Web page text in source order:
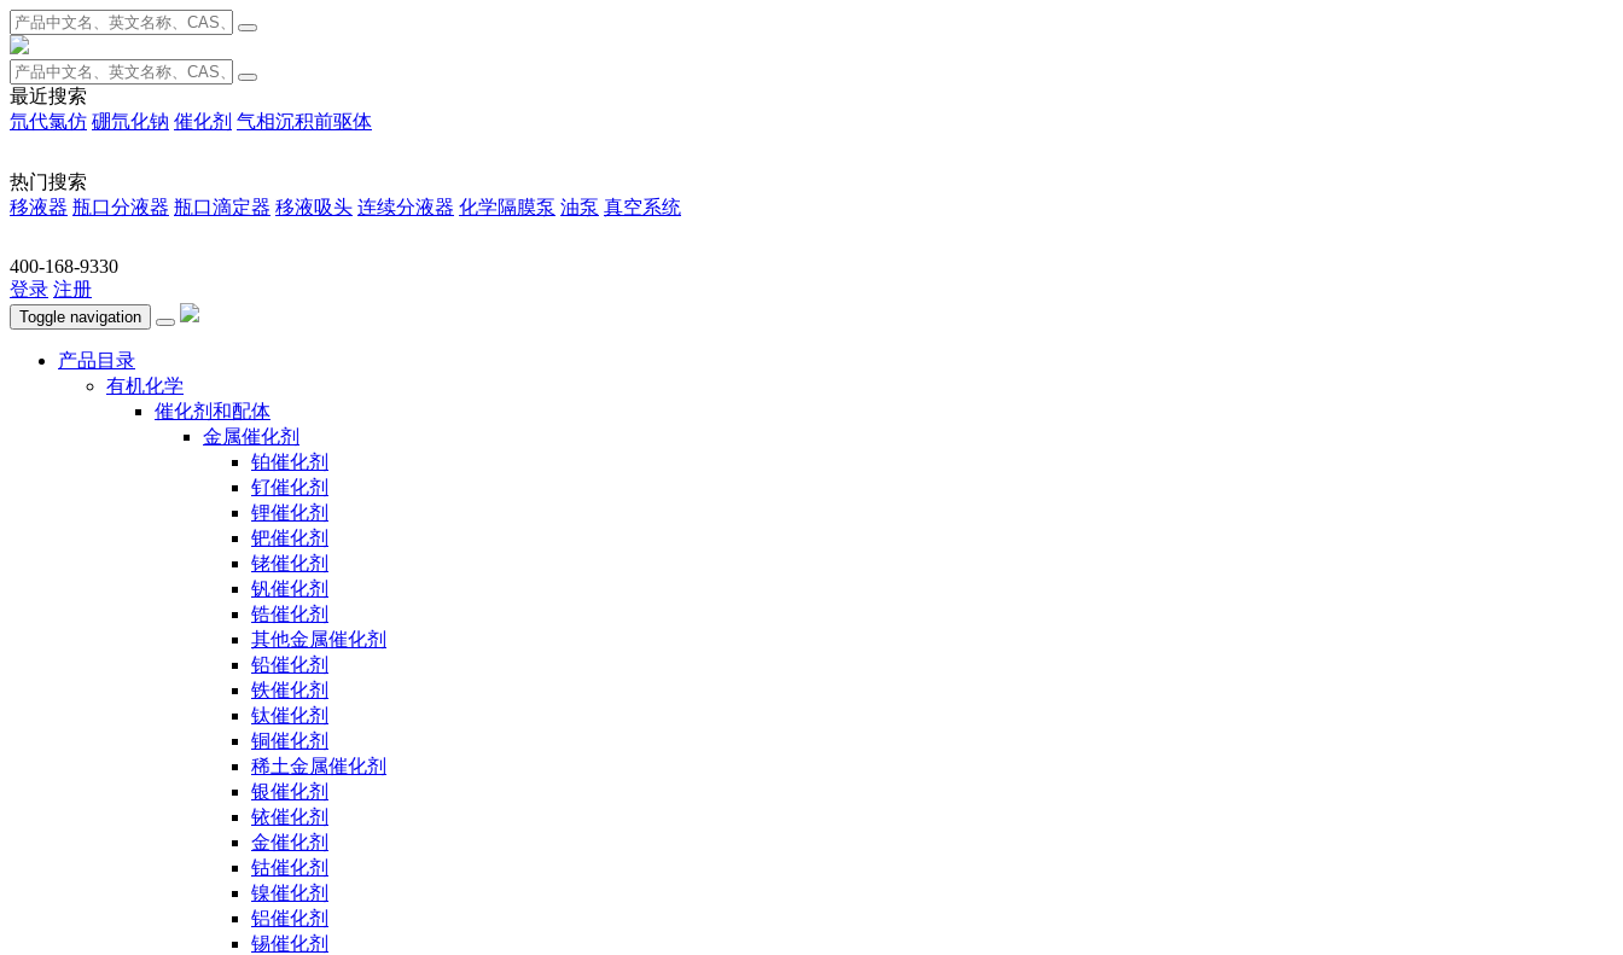
最近搜索
氘代氯仿 硼氘化钠 催化剂 气相沉积前驱体
热门搜索
移液器 瓶口分液器 瓶口滴定器 移液吸头 连续分液器 化学隔膜泵 油泵 真空系统
400-168-9330
登录 注册
Toggle navigation
产品目录
有机化学
催化剂和配体
金属催化剂
铂催化剂
钌催化剂
锂催化剂
钯催化剂
铑催化剂
钒催化剂
锆催化剂
其他金属催化剂
铅催化剂
铁催化剂
钛催化剂
铜催化剂
稀土金属催化剂
银催化剂
铱催化剂
金催化剂
钴催化剂
镍催化剂
铝催化剂
锡催化剂